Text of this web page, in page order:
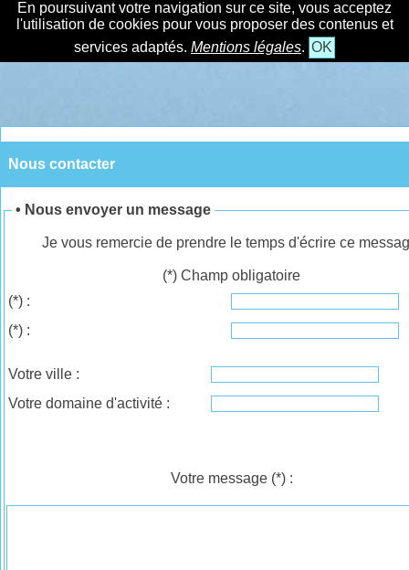
En poursuivant votre navigation sur ce site, vous acceptez
l'utilisation de cookies pour vous proposer des contenus et
services adaptés. Mentions légales. OK
Nous contacter
• Nous envoyer un message
Je vous remercie de prendre le temps d'écrire ce
(*) Champ obligatoire
(*) :
(*) :
Votre ville :
Votre domaine d'activité :
Votre message (*):